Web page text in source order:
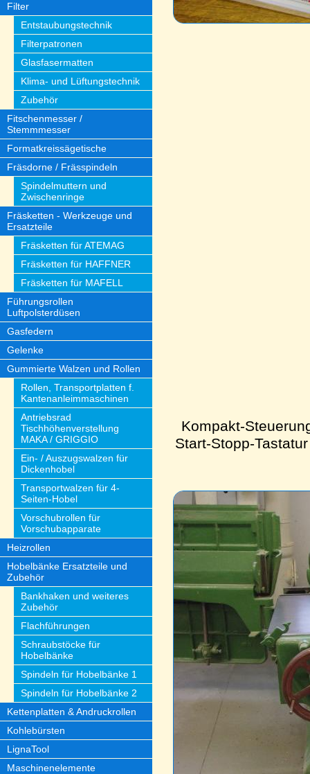
Filter
Entstaubungstechnik
Filterpatronen
Glasfasermatten
Klima- und Lüftungstechnik
Zubehör
Fitschenmesser /
Stemmmesser
Formatkreissägetische
Fräsdorne / Frässpindeln
Spindelmuttern und
Zwischenringe
Fräsketten - Werkzeuge und
Ersatzteile
Fräsketten für ATEMAG
Fräsketten für HAFFNER
Fräsketten für MAFELL
Führungsrollen
Luftpolsterdüsen
Gasfedern
Gelenke
Gummierte Walzen und Rollen
Rollen, Transportplatten f.
Kantenanleimmaschinen
Antriebsrad
Tischhöhenverstellung
MAKA / GRIGGIO
Ein- / Auszugswalzen für
Dickenhobel
Transportwalzen für 4-
Seiten-Hobel
Vorschubrollen für
Vorschubapparate
Heizrollen
Hobelbänke Ersatzteile und
Zubehör
Bankhaken und weiteres
Zubehör
Flachführungen
Schraubstöcke für
Hobelbänke
Spindeln für Hobelbänke 1
Spindeln für Hobelbänke 2
Kettenplatten & Andruckrollen
Kohlebürsten
LignaTool
Maschinenelemente
Kompakt-
Start-Stopp-